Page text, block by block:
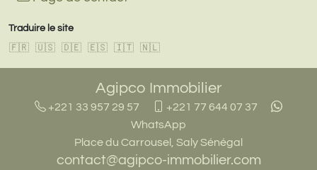
Traduire le site
🇫🇷
🇺🇸 🇩🇪 🇪🇸 🇮🇹 🇳🇱
Agipco Immobilier
+221 33 957 29 57
+221 77 644 07 37
WhatsApp
Place du Carrousel, Saly Sénégal
contact@agipco-immobilier.com